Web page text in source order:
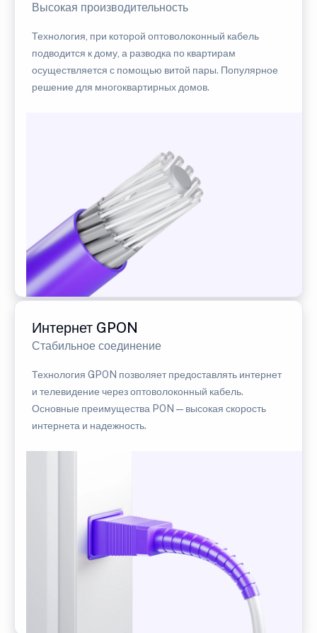
Высокая производительность
Технология, при которой оптоволоконный кабель
подводится к дому, а разводка по квартирам
осуществляется с помощью витой пары. Популярное
решение для многоквартирных домов.
Интернет GPON
Стабильное соединение
Технология GPON позволяет предоставлять интернет
и телевидение через оптоволоконный кабель.
Основные преимущества PON — высокая скорость
интернета и надежность.